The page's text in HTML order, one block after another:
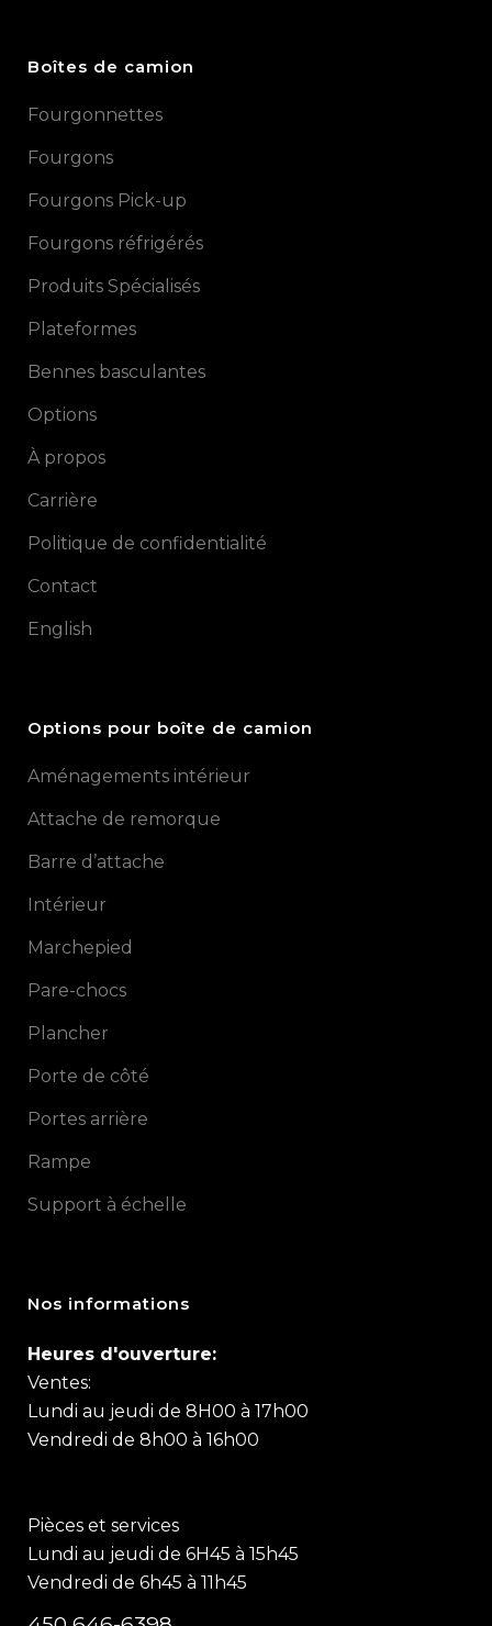
Boîtes de camion
Fourgonnettes
Fourgons
Fourgons Pick-up
Fourgons réfrigérés
Produits Spécialisés
Plateformes
Bennes basculantes
Options
À propos
Carrière
Politique de confidentialité
Contact
English
Options pour boîte de camion
Aménagements intérieur
Attache de remorque
Barre d’attache
Intérieur
Marchepied
Pare-chocs
Plancher
Porte de côté
Portes arrière
Rampe
Support à échelle
Nos informations
Heures d'ouverture:
Ventes:
Lundi au jeudi de 8H00 à 17h00
Vendredi de 8h00 à 16h00
Pièces et services
Lundi au jeudi de 6H45 à 15h45
Vendredi de 6h45 à 11h45